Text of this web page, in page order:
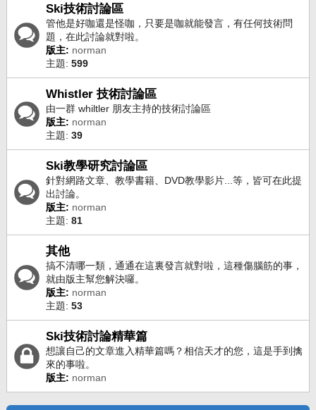
Ski技術討論區
管他是好咖還是怪咖，只要是咖就能發言，有任何技術問
題，在此討論就對啦。
版主: norman
主題: 599
Whistler 技術討論區
由一群 whiltler 朋友主持的技術討論區
版主: norman
主題: 39
Ski教學研究討論區
針對網路文章、教學書籍、DVD教學影片...等，皆可在此提
出討論。
版主: norman
主題: 81
其他
搞不清哪一類，通通在這裏發言就對啦，這種傷腦筋的事，
就由版主幫您解決囉。
版主: norman
主題: 53
Ski技術討論精華篇
想讓自己的文章進入精華篇嗎？相信天才的您，這是手到擒
來的事啦。
版主: norman